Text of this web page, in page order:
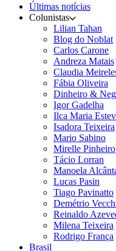
Últimas notícias
Colunistas
Lilian Tahan
Blog do Noblat
Carlos Carone
Andreza Matais
Claudia
Fábia Oliveira
Dinheiro &
Igor Gadelha
Ilca Maria
Isadora Teixeira
Mario Sabino
Mirelle Pinheiro
Tácio Lorran
Manoela
Lucas Pasin
Tiago Pavinatto
Demétrio
Reinaldo
Milena Teixeira
Rodrigo França
Brasil